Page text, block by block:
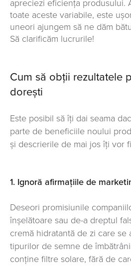
apreciezi eficiența produsului.
toate aceste variabile, este
uneori ajungem să ne dăm
Să clarificăm lucrurile!
Cum să obții rezultatele
dorești
Este posibil să îți dai seama
parte de beneficiile noului
și descrierile de mai jos îți vor
1. Ignoră afirmațiile de
Deseori promisiunile
înșelătoare sau de-a dreptul
cremă hidratantă de zi care se
tipurilor de semne de
conține filtre solare, fără de